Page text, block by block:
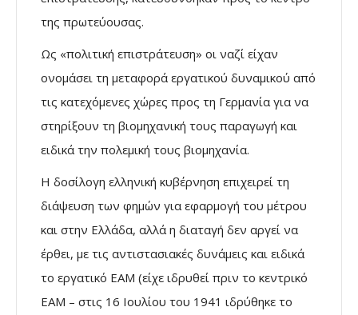
της πρωτεύουσας.
Ως «πολιτική επιστράτευση» οι ναζί είχαν
ονομάσει τη μεταφορά εργατικού δυναμικού από
τις κατεχόμενες χώρες προς τη Γερμανία για να
στηρίξουν τη βιομηχανική τους παραγωγή και
ειδικά την πολεμική τους βιομηχανία.
Η δοσίλογη ελληνική κυβέρνηση επιχειρεί τη
διάψευση των φημών για εφαρμογή του μέτρου
και στην Ελλάδα, αλλά η διαταγή δεν αργεί να
έρθει, με τις αντιστασιακές δυνάμεις και ειδικά
το εργατικό ΕΑΜ (είχε ιδρυθεί πριν το κεντρικό
ΕΑΜ – στις 16 Ιουλίου του 1941 ιδρύθηκε το